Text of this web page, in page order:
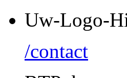
Uw-Logo-
/contact